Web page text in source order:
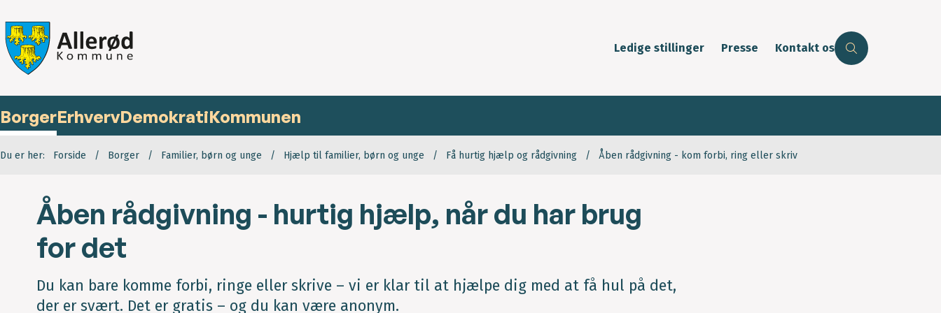
Ledige stillinger Presse Kontakt os
BorgerErhvervDemokratiKommunen
Du er her: Forside Borger Familier, børn og unge Hjælp til familier, børn og unge Få hurtig hjælp og rådgivning Åben rådgivning - kom forbi, ring eller skriv
Åben rådgivning - hurtig hjælp, når du har brug
for det
Du kan bare komme forbi, ringe eller skrive – vi er klar til at hjælpe dig med at få hul på det,
der er svært. Det er gratis – og du kan være anonym.